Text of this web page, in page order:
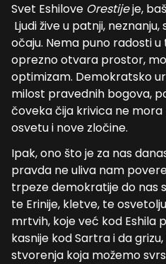
Svet Eshilove Orestijeje,
Ljudi žive u patnji,
očaju. Nema puno radosti
oprezno otvara prostor,
optimizam. Demokratsko
milost pravednih bogova,
čoveka čija krivica ne
osvetu i nove zločine.
Ipak, ono što je za nas
pravda ne uliva nam
trpeze demokratije do nas
te Erinije, kletve, te
mrtvih, koje već kod Eshila
kasnije kod Sartra i da
stvorenja koja možemo